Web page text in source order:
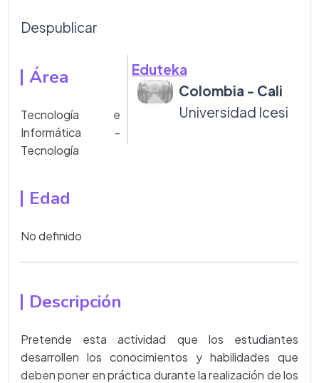
Despublicar
Eduteka
Colombia - Cali
Universidad Icesi
Área
Tecnología e
Informática -
Tecnología
Edad
No definido
Descripción
Pretende esta actividad que los estudiantes
desarrollen los conocimientos y habilidades que
deben poner en práctica durante la realización de los